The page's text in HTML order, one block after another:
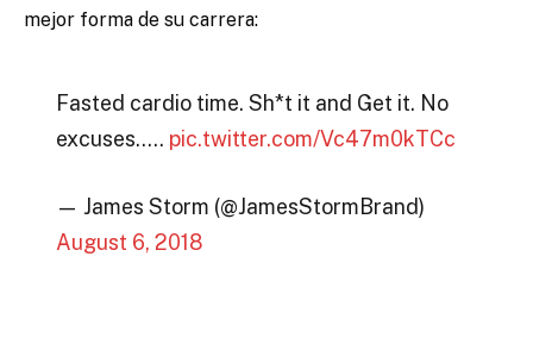
mejor forma de su carrera:
Fasted cardio time. Sh*t it and Get it. No
excuses….. pic.twitter.com/Vc47m0kTCc
— James Storm (@JamesStormBrand)
August 6, 2018